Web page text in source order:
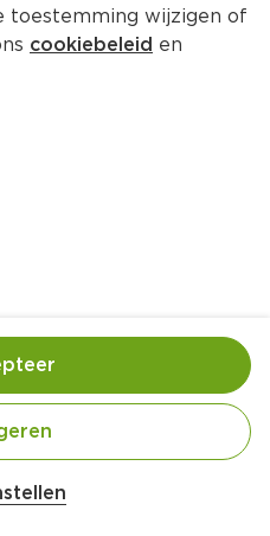
met
dit product
toestemming wijzigen of
cookiebeleid en